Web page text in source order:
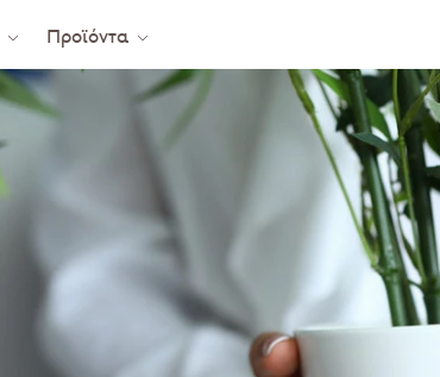
Προϊόντα